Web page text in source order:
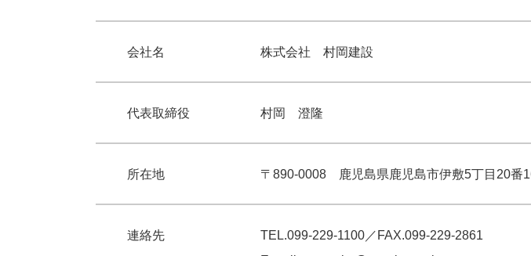
会社名 株式会社 村岡建設
代表取締役 村岡 澄隆
所在地 〒890-0008 鹿児島県鹿児島市伊敷5丁目20番
連絡先 TEL.099-229-1100 ／FAX.099-229-2861